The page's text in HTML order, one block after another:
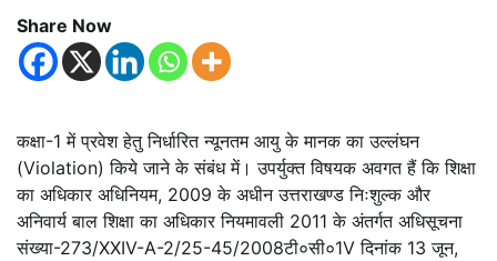
Share Now
कक्षा-1 में प्रवेश हेतु निर्धारित न्यूनतम आयु के मानक का उल्लंघन
(Violation) किये जाने के संबंध में। उपर्युक्त विषयक अवगत हैं कि शिक्षा
का अधिकार अधिनियम, 2009 के अधीन उत्तराखण्ड निःशुल्क और
अनिवार्य बाल शिक्षा का अधिकार नियमावली 2011 के अंतर्गत अधिसूचना
संख्या-273/XXIV-A-2/25-45/2008टी०सी०1V दिनांक 13 जून,